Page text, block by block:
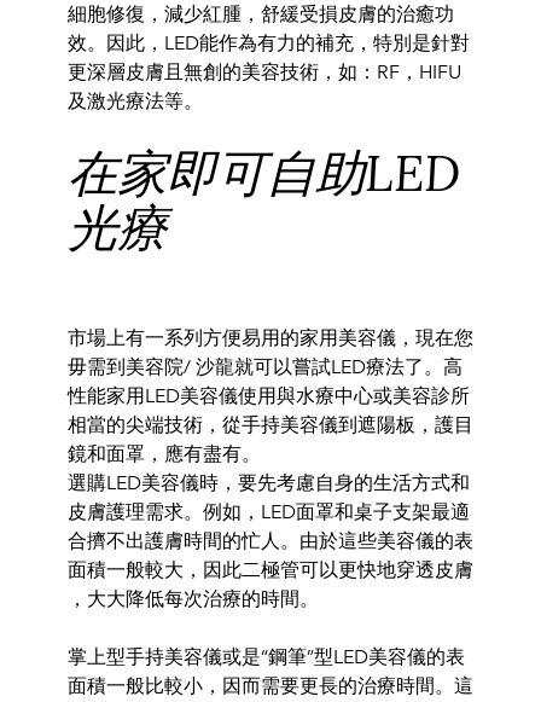
細胞修復，減少紅腫， 舒緩受損皮膚的治癒功
效。因此， LED能作為有力的補充，特別是針對
更深層皮膚且無創的美容技術，如： RF，HIFU
及激光療法等。
在家即可自助LED
光療
市場上有一系列方便易用的家用美容儀， 現在您
毋需到美容院/ 沙龍就可以嘗試LED療法了。高
性能家用 LED美容儀使用與水療中心或美容診所
相當的尖端技術， 從手持美容儀到遮陽板， 護目
鏡和面罩，應有盡有。
選購LED美容儀時， 要先考慮自身的生活方式和
皮膚護理需求。 例如， LED面罩和桌子支架最適
合擠不出護膚時間的忙人。 由於這些美容儀的表
面積一般較大， 因此二極管可以更快地穿透皮膚
，大大降低每次治療的時間。
掌上型手持美容儀或是“鋼筆”型LED美容儀的表
面積一般比較小， 因而需要更長的治療時間。 這